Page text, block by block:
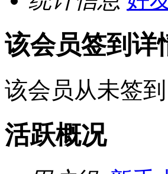
该会员签到详
该会员从未签到
活跃概况